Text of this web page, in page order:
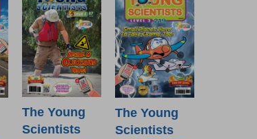
The Young
Scientists
The Young
Scientists